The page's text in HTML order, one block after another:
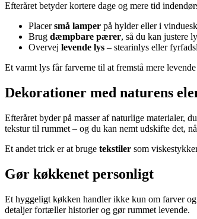
Efteråret betyder kortere dage og mere tid
Placersmå lamper på hylder eller i
Brug dæmpbare pærer, så du kan justere
Overvej levende lys – stearinlys eller
Et varmt lys får farverne til at fremstå mere
Dekorationer med naturens
Efteråret byder på masser af naturlige materialer,
tekstur til rummet – og du kan nemt udskifte det,
Et andet trick er at bruge tekstiler som
Gør køkkenet personligt
Et hyggeligt køkken handler ikke kun om farver
detaljer fortæller historier og gør rummet levende.